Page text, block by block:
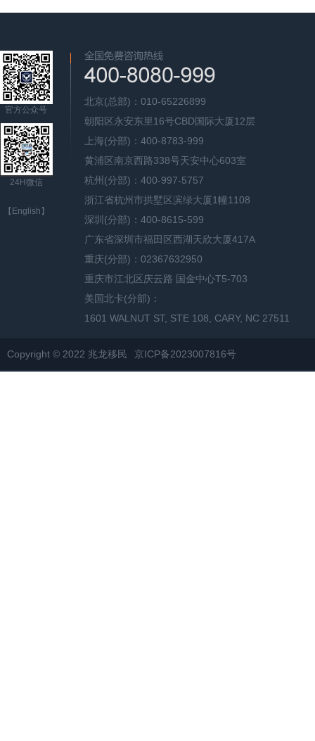
官方公众号
24H微信
【English】
北京(总部)：010-65226899
朝阳区永安东里16号CBD国际大厦12层
上海(分部)：400-8783-999
黄浦区南京西路338号天安中心603室
杭州(分部)：400-997-5757
浙江省杭州市拱墅区滨绿大厦1幢1108
深圳(分部)：400-8615-599
广东省深圳市福田区西湖天欣大厦417A
重庆(分部)：02367632950
重庆市江北区庆云路 国金中心T5-703
美国北卡(分部)：
1601 WALNUT ST, STE 108, CARY, NC 27511
Copyright © 2022 兆龙移民 京ICP备2023007816号